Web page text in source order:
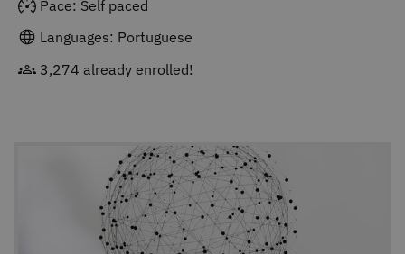
Pace: Self paced
Languages: Portuguese
3,274 already enrolled!